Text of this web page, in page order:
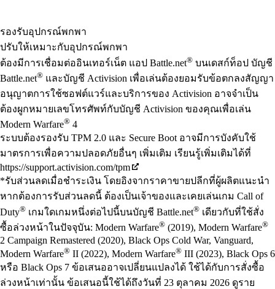
Available actions
รองรับอุปกรณ์พกพา
ปรับให้เหมาะกับอุปกรณ์พกพา
ต้องมีการเชื่อมต่ออินเทอร์เน็ต แอป Battle.net® บนเดสก์ท็อป บัญชี
Battle.net® และบัญชี Activision เพื่อเล่นต้องยอมรับข้อตกลงสัญญา
อนุญาตการใช้ซอฟต์แวร์และบริการของ Activision อาจจำเป็น
ต้องผูกหมายเลขโทรศัพท์กับบัญชี Activision ของคุณเพื่อเล่น
Modern Warfare® 4
ระบบต้องรองรับ TPM 2.0 และ Secure Boot อาจมีการบังคับใช้
มาตรการเพื่อความปลอดภัยอื่นๆ เพิ่มเติม เรียนรู้เพิ่มเติมได้ที่
https://support.activision.com/tpm
*รับส่วนลดเมื่อชำระเงิน โดยอิงจากราคาขายปลีกที่ผู้ผลิตแนะนำ
หากต้องการรับส่วนลดนี้ ต้องเป็นเจ้าของและเคยเล่นเกม Call of
Duty® เกมใดเกมหนึ่งต่อไปนี้บนบัญชี Battle.net® เดียวกับที่ใช้สั่ง
ซื้อล่วงหน้าในปัจจุบัน: Modern Warfare® (2019), Modern Warfare®
2 Campaign Remastered (2020), Black Ops Cold War, Vanguard,
Modern Warfare® II (2022), Modern Warfare® III (2023), Black Ops 6
หรือ Black Ops 7 ข้อเสนออาจเปลี่ยนแปลงได้ ใช้ได้กับการสั่งซื้อ
ล่วงหน้าเท่านั้น ข้อเสนอนี้ใช้ได้ถึงวันที่ 23 ตุลาคม 2026 ดูราย